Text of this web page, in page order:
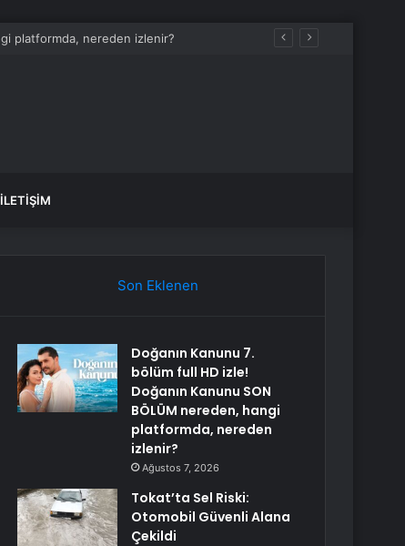
İLETIŞIM
Son Eklenen
Doğanın Kanunu 7.
bölüm full HD izle!
Doğanın Kanunu SON
BÖLÜM nereden, hangi
platformda, nereden
izlenir?
Ağustos 7, 2026
Tokat’ta Sel Riski:
Otomobil Güvenli Alana
Çekildi